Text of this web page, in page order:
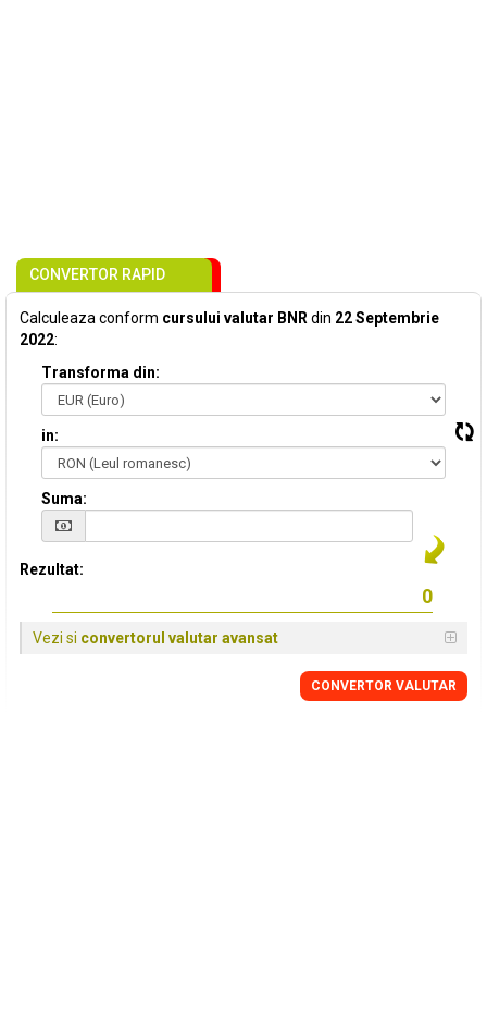
CONVERTOR RAPID
Calculeaza conform cursului valutar BNR din 22 Septembrie
2022:
Transforma din:
in:
Suma:
Rezultat:
Vezi si convertorul valutar avansat
CONVERTOR VALUTAR